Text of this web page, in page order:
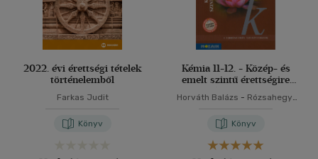
2022. évi érettségi tételek
történelemből
Farkas Judit
Könyv
Kémia 11-12. - Közép- és
emelt szintű érettségire
Horváth Balázs - Rózsahegyi
Könyv